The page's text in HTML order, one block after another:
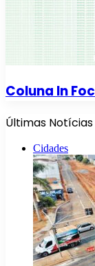
Coluna In
Últimas Notícias
Cidades